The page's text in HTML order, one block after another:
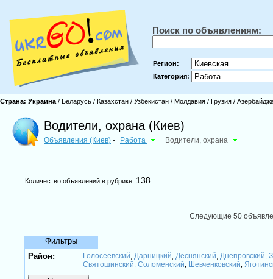
Поиск по объявлениям:
Регион:
Категория:
Страна: Украина / Беларусь / Казахстан / Узбекистан / Молдавия / Грузия /
Водители, охрана (Киев)
Объявления (Киев) - Работа - Водители, охрана
Количество объявлений в рубрике: 138
Следующие 50
Фильтры
Район:
Голосеевский Дарницкий Деснянский Днепровский
Святошинский Соломенский Шевченковский